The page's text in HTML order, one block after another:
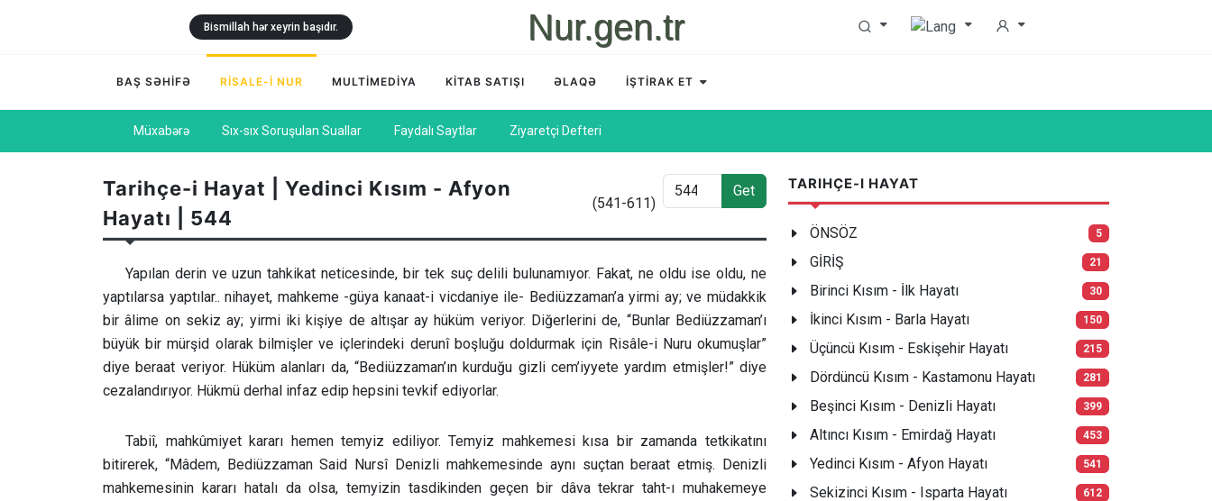
Nur.gen.tr
Bismillah hər xeyrin başıdır.
BAŞ SƏHİFƏ RİSALE-İ NUR MULTİMEDİYA KİTAB SATIŞI ƏLAQƏ İŞTİRAK ET
Müxabərə Sıx-sıx Soruşulan Suallar Faydalı Saytlar Ziyaretçi Defteri
Tarihçe-i Hayat | Yedinci Kısım - Afyon
Hayatı | 544
(541-611)
Get
Yapılan derin ve uzun tahkikat neticesinde, bir tek suç delili bulunamıyor. Fakat, ne oldu ise oldu, ne
yaptılarsa yaptılar.. nihayet, mahkeme -güya kanaat-i vicdaniye ile- Bediüzzaman’a yirmi ay; ve müdakkik
bir âlime on sekiz ay; yirmi iki kişiye de altışar ay hüküm veriyor. Diğerlerini de, “Bunlar Bediüzzaman’ı
büyük bir mürşid olarak bilmişler ve içlerindeki derunî boşluğu doldurmak için Risâle-i Nuru okumuşlar”
diye beraat veriyor. Hüküm alanları da, “Bediüzzaman’ın kurduğu gizli cem’iyyete yardım etmişler!” diye
cezalandırıyor. Hükmü derhal infaz edip hepsini tevkif ediyorlar.
Tabiî, mahkûmiyet kararı hemen temyiz ediliyor. Temyiz mahkemesi kısa bir zamanda tetkikatını
bitirerek, “Mâdem, Bediüzzaman Said Nursî Denizli mahkemesinde aynı suçtan beraat etmiş. Denizli
mahkemesinin kararı hatalı da olsa, temyizin tasdikinden geçen bir dâva tekrar taht-ı muhakemeye
TARIHÇE-I HAYAT
ÖNSÖZ 5
GİRİŞ 21
Birinci Kısım - İlk Hayatı 30
İkinci Kısım - Barla Hayatı 150
Üçüncü Kısım - Eskişehir Hayatı 215
Dördüncü Kısım - Kastamonu Hayatı 281
Beşinci Kısım - Denizli Hayatı 399
Altıncı Kısım - Emirdağ Hayatı 453
Yedinci Kısım - Afyon Hayatı 541
Sekizinci Kısım - Isparta Hayatı 612